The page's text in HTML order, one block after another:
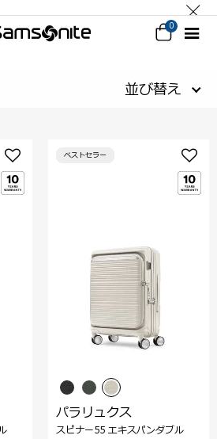
0
並び替え
ベストセラー
パラリュクス
スピナー55 エキスパンダブル